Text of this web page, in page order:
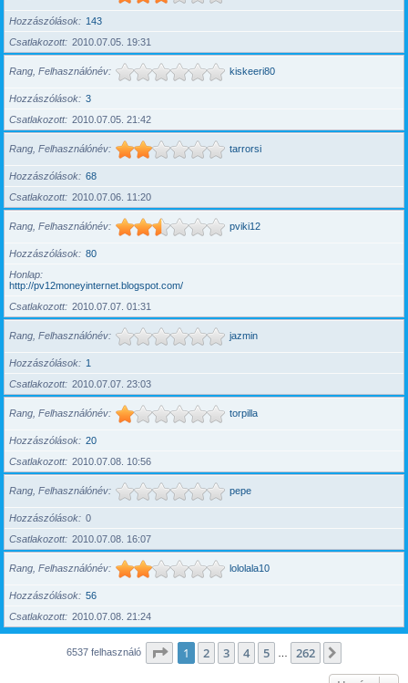
Hozzászólások
143
Csatlakozott
2010.07.05. 19:31
Rang, Felhasználónév kiskeeri80
Hozzászólások
3
Csatlakozott
2010.07.05. 21:42
Rang, Felhasználónév tarrorsi
Hozzászólások
68
Csatlakozott
2010.07.06. 11:20
Rang, Felhasználónév pviki12
Hozzászólások
80
Honlap
http://pv12moneyinternet.blogspot.com/
Csatlakozott
2010.07.07. 01:31
Rang, Felhasználónév jazmin
Hozzászólások
1
Csatlakozott
2010.07.07. 23:03
Rang, Felhasználónév torpilla
Hozzászólások
20
Csatlakozott
2010.07.08. 10:56
Rang, Felhasználónév pepe
Hozzászólások
0
Csatlakozott
2010.07.08. 16:07
Rang, Felhasználónév lololala10
Hozzászólások
56
Csatlakozott
2010.07.08. 21:24
6537 felhasználó Oldal:1 262
1 2 3 4 5 262